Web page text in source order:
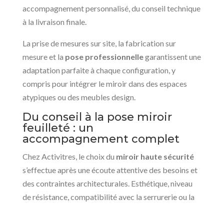
accompagnement personnalisé, du conseil technique
à la livraison finale.
La prise de mesures sur site, la fabrication sur
mesure et la pose professionnellegarantissent une
adaptation parfaite à chaque configuration, y
compris pour intégrer le miroir dans des espaces
atypiques ou des meubles design.
Du conseil à la pose miroir
feuilleté : un
accompagnement complet
Chez Activitres, le choix du miroir haute sécurité
s’effectue après une écoute attentive des besoins et
des contraintes architecturales. Esthétique, niveau
de résistance, compatibilité avec la serrurerie ou la